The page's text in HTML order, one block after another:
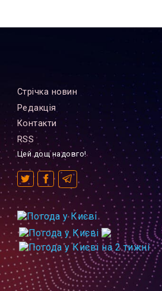
Стрiчка новин
Редакцiя
Контакти
RSS
Цей дощ надовго!